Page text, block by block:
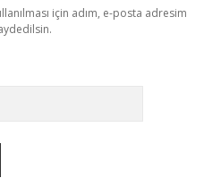
için adım, e-posta adresim